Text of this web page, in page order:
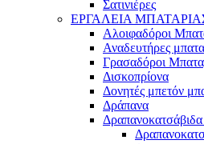
Σατινιέρες
ΕΡΓΑΛΕΙΑ
Αλοιφαδόροι
Αναδευτήρες
Γρασαδόροι
Δισκοπρίονα
Δονητές μπετόν
Δράπανα
Δραπανοκατσάβιδα